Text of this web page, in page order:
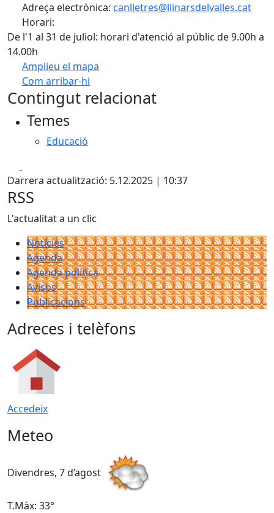
Adreça electrònica: canlletres@llinarsdelvalles.cat
Horari:
De l'1 al 31 de juliol: horari d'atenció al públic de 9.00h a
14.00h
Amplieu el mapa
Com arribar-hi
+
Contingut relacionat
Temes
Educació
Darrera actualització: 5.12.2025 | 10:37
RSS
L'actualitat a un clic
Notícies
Agenda
Agenda política
Avisos
Publicacions
Adreces i telèfons
Accedeix
Meteo
Divendres, 7 d’agost
T.Màx: 33°